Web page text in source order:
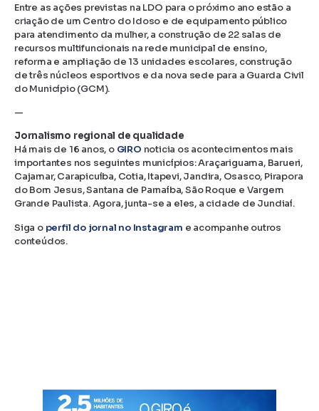
Entre as ações previstas na LDO para o próximo ano estão a
criação de um Centro do Idoso e de equipamento público
para atendimento da mulher, a construção de 22 salas de
recursos multifuncionais na rede municipal de ensino,
reforma e ampliação de 13 unidades escolares, construção
de três núcleos esportivos e da nova sede para a Guarda Civil
do Município (GCM).
—
Jornalismo regional de qualidade
Há mais de 16 anos, o GIRO noticia os acontecimentos mais
importantes nos seguintes municípios: Araçariguama, Barueri,
Cajamar, Carapicuíba, Cotia, Itapevi, Jandira, Osasco, Pirapora
do Bom Jesus, Santana de Parnaíba, São Roque e Vargem
Grande Paulista. Agora, junta-se a eles, a cidade de Jundiaí.
Siga o perfil do jornal no Instagram e acompanhe outros
conteúdos.